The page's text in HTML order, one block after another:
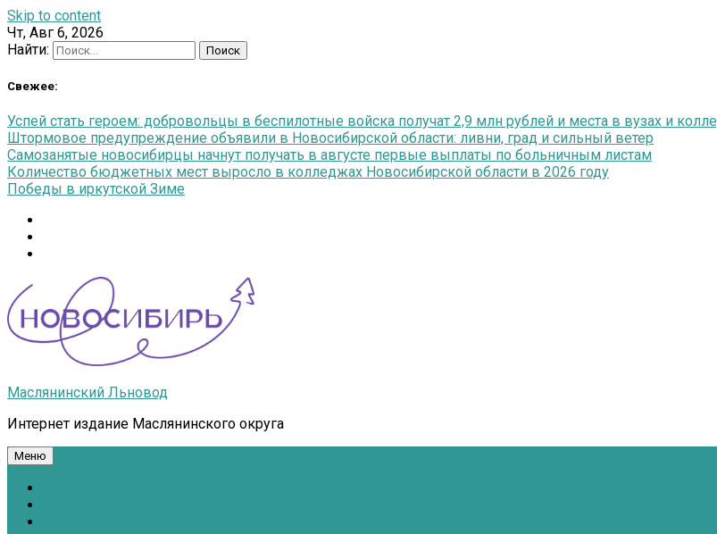
Skip to content
Чт, Авг 6, 2026
Найти:
Свежее:
Успей стать героем: добровольцы в беспилотные войска получат 2,9 млн рублей и места в вузах и
Штормовое предупреждение объявили в Новосибирской области: ливни, град и сильный ветер
Самозанятые новосибирцы начнут получать в августе первые выплаты по больничным листам
Количество бюджетных мест выросло в колледжах Новосибирской области в 2026 году
Победы в иркутской Зиме
Маслянинский Льновод
Интернет издание Маслянинского округа
Меню